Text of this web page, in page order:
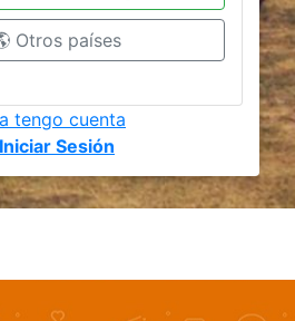
Otros países
tengo cuenta
Iniciar Sesión